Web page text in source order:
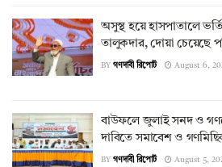
অসুস্থ হয়ে হাসপাতালে
তালুকদার, দোয়া চেয়েছে
BY গণদাবী রিপোর্ট August 6,
বাউফলে জুলাই সনদ ও
দাবিতে সমাবেশ ও
BY গণদাবী রিপোর্ট August 5,